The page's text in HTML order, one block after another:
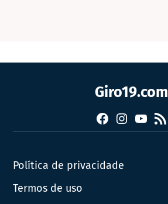
Giro19.com
FacebookInstagram
YouTube
RSS
Política de privacidade
Termos de uso